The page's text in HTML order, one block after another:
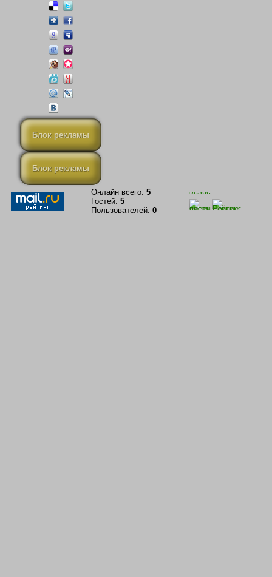
Блок рекламы
Блок рекламы
Онлайн всего: 5
Гостей: 5
Пользователей: 0